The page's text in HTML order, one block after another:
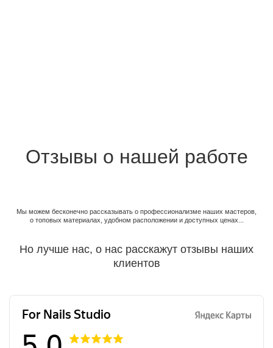
Отзывы о нашей работе
Мы можем бесконечно рассказывать о профессионализме наших мастеров,
о топовых материалах, удобном расположении и доступных ценах...
Но лучше нас, о нас расскажут отзывы наших
клиентов